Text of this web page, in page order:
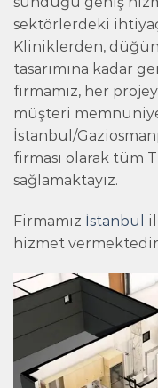
sektörlerdeki
Kliniklerden, düğün
tasarımına kadar
firmamız, her
müşteri
İstanbul/
firması olarak tüm
sağlamaktayız.
Firmamız İstanbul
hizmet